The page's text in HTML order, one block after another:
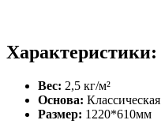
Характеристики:
Вес: 2,5 кг/м²
Основа: Классическая
Размер: 1220*610мм